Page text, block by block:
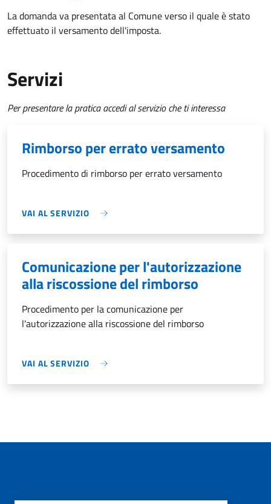
La domanda va presentata al Comune verso il quale è stato
effettuato il versamento dell'imposta.
Servizi
Per presentare la pratica accedi al servizio che ti interessa
Rimborso per errato versamento
Procedimento di rimborso per errato versamento
VAI AL SERVIZIO
Comunicazione per l'autorizzazione
alla riscossione del rimborso
Procedimento per la comunicazione per
l'autorizzazione alla riscossione del rimborso
VAI AL SERVIZIO